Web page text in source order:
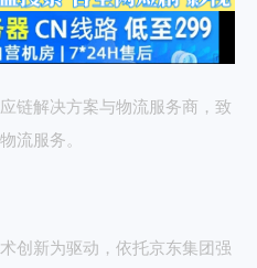
链解决方案与物流服务商，致
流服务。
创新为驱动，依托京东集团强